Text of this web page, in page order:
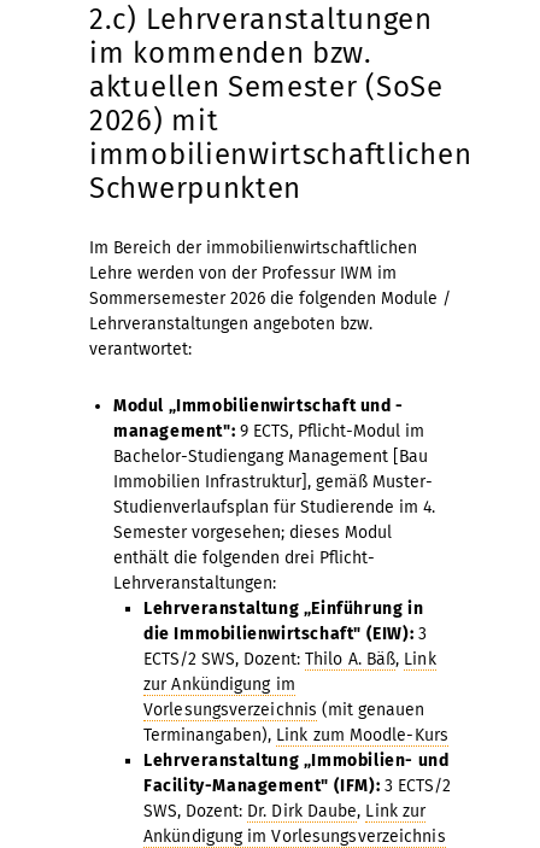
2.c) Lehrveranstaltungen
im kommenden bzw.
aktuellen Semester (SoSe
2026) mit
immobilienwirtschaftlichen
Schwerpunkten
Im Bereich der immobilienwirtschaftlichen
Lehre werden von der Professur IWM im
Sommersemester 2026 die folgenden Module /
Lehrveranstaltungen angeboten bzw.
verantwortet:
Modul „Immobilienwirtschaft und -
management": 9 ECTS, Pflicht-Modul im
Bachelor-Studiengang Management [Bau
Immobilien Infrastruktur], gemäß Muster-
Studienverlaufsplan für Studierende im 4.
Semester vorgesehen; dieses Modul
enthält die folgenden drei Pflicht-
Lehrveranstaltungen:
Lehrveranstaltung „Einführung in
die Immobilienwirtschaft" (EIW): 3
ECTS/2 SWS, Dozent: Thilo A. Bäß, Link
zur Ankündigung im
Vorlesungsverzeichnis (mit genauen
Terminangaben), Link zum Moodle-Kurs
Lehrveranstaltung „Immobilien- und
Facility-Management" (IFM): 3 ECTS/2
SWS, Dozent: Dr. Dirk Daube, Link zur
Ankündigung im Vorlesungsverzeichnis